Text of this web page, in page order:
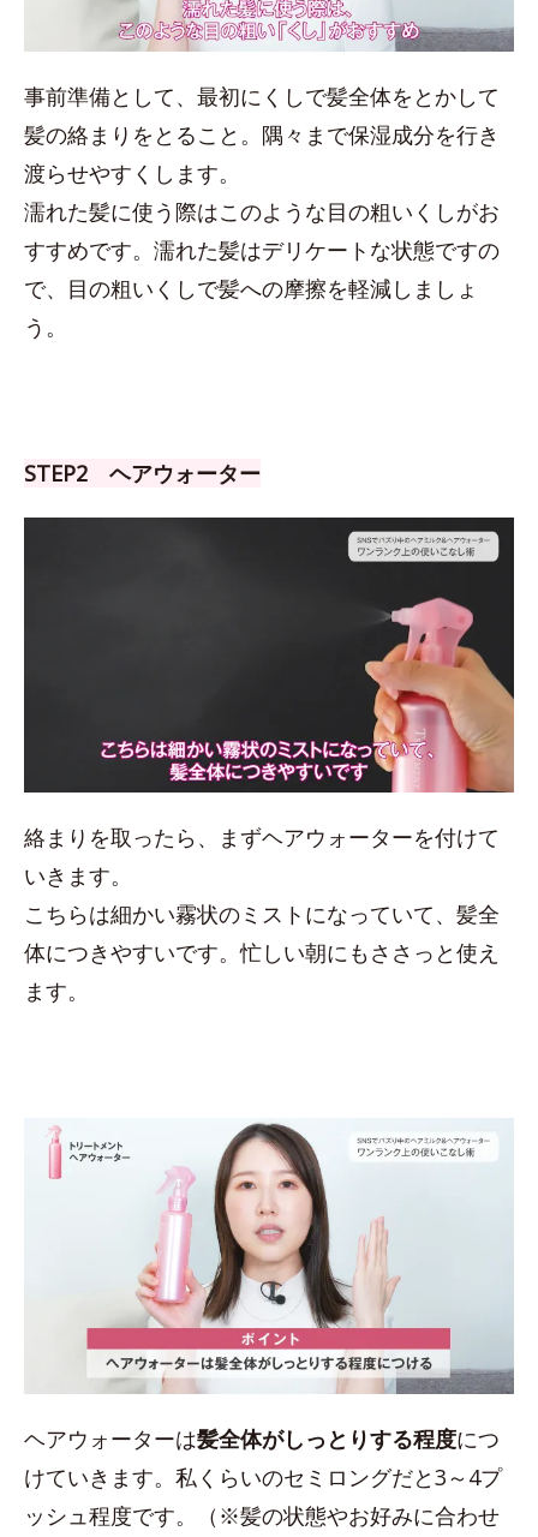
事前準備として、最初にくしで髪全体をとかして
髪の絡まりをとること。隅々まで保湿成分を行き
渡らせやすくします。
濡れた髪に使う際はこのような目の粗いくしがお
すすめです。濡れた髪はデリケートな状態ですの
で、目の粗いくしで髪への摩擦を軽減しましょ
う。
STEP2 ヘアウォーター
絡まりを取ったら、まずヘアウォーターを付けて
いきます。
こちらは細かい霧状のミストになっていて、髪全
体につきやすいです。忙しい朝にもささっと使え
ます。
ヘアウォーターは髪全体がしっとりする程度につ
けていきます。私くらいのセミロングだと3～4プ
ッシュ程度です。（※髪の状態やお好みに合わせ